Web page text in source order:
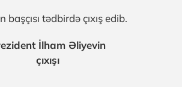
tədbirdə çıxış edib.
İlham Əliyevin
çıxışı